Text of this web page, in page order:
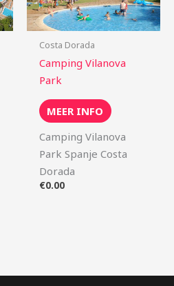
Costa Dorada
Camping Vilanova
Park
MEER INFO
Camping Vilanova
Park Spanje Costa
Dorada
€0.00